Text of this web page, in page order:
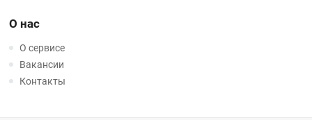
О нас
О сервисе
Вакансии
Контакты